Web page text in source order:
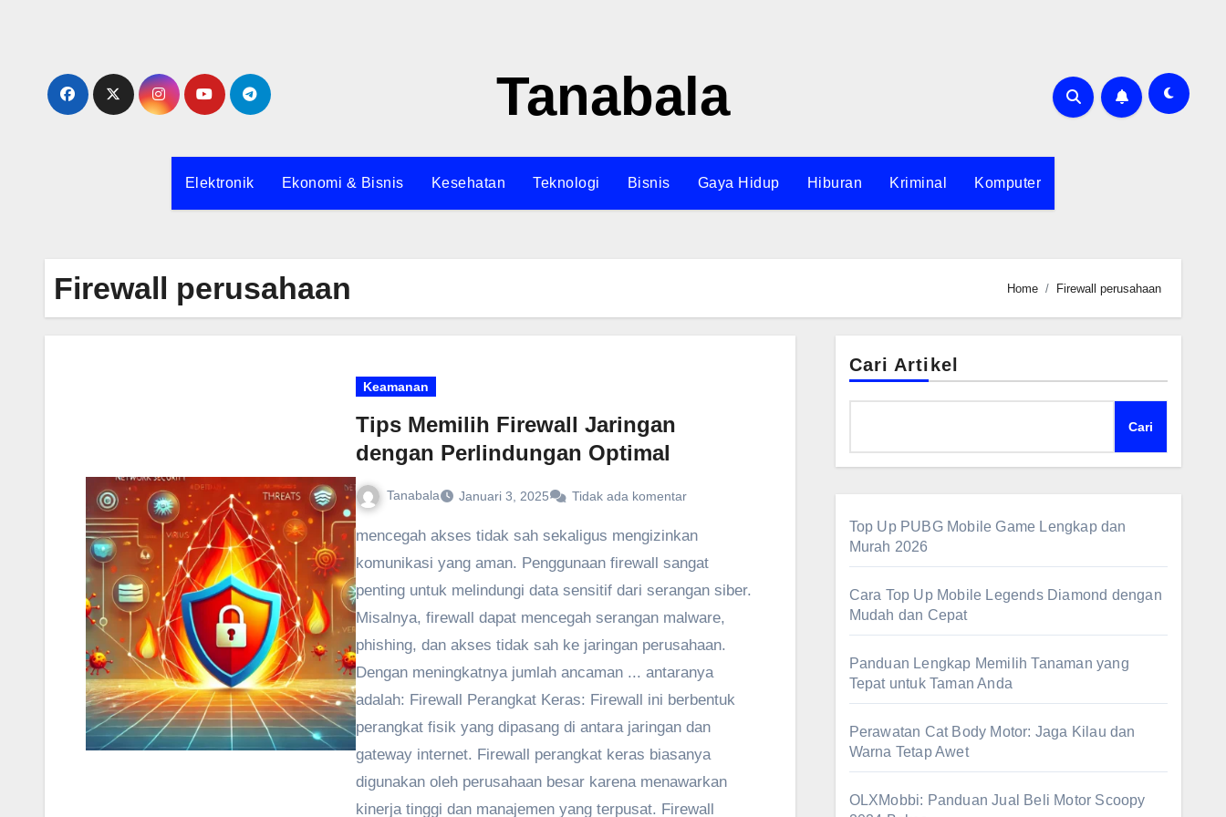
Tanabala
Elektronik Ekonomi & Bisnis Kesehatan Teknologi Bisnis Gaya Hidup Hiburan Kriminal Komputer
Firewall perusahaan Home Firewall perusahaan
Keamanan
Tips Memilih Firewall Jaringan
dengan Perlindungan Optimal
Tanabala Januari 3, 2025 Tidak ada komentar
mencegah akses tidak sah sekaligus mengizinkan
komunikasi yang aman. Penggunaan firewall sangat
penting untuk melindungi data sensitif dari serangan siber.
Misalnya, firewall dapat mencegah serangan malware,
phishing, dan akses tidak sah ke jaringan perusahaan.
Dengan meningkatnya jumlah ancaman ... antaranya
adalah: Firewall Perangkat Keras: Firewall ini berbentuk
perangkat fisik yang dipasang di antara jaringan dan
gateway internet. Firewall perangkat keras biasanya
digunakan oleh perusahaan besar karena menawarkan
kinerja tinggi dan manajemen yang terpusat. Firewall
Cari Artikel
Cari
Top Up PUBG Mobile Game Lengkap dan
Murah 2026
Cara Top Up Mobile Legends Diamond dengan
Mudah dan Cepat
Panduan Lengkap Memilih Tanaman yang
Tepat untuk Taman Anda
Perawatan Cat Body Motor: Jaga Kilau dan
Warna Tetap Awet
OLXMobbi: Panduan Jual Beli Motor Scoopy